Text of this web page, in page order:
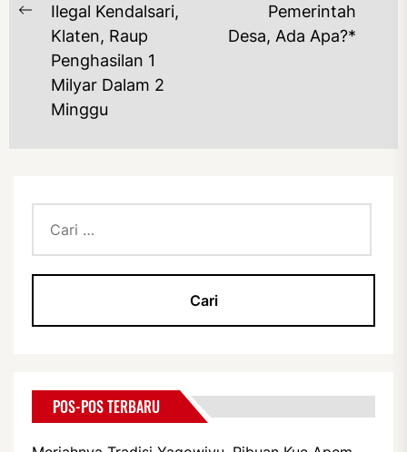
Previous
post:
Ilegal Kendalsari,
Klaten, Raup
Penghasilan 1
Milyar Dalam 2
Minggu
Pemerintah
Desa, Ada Apa?*
untuk:
POS-POS TERBARU